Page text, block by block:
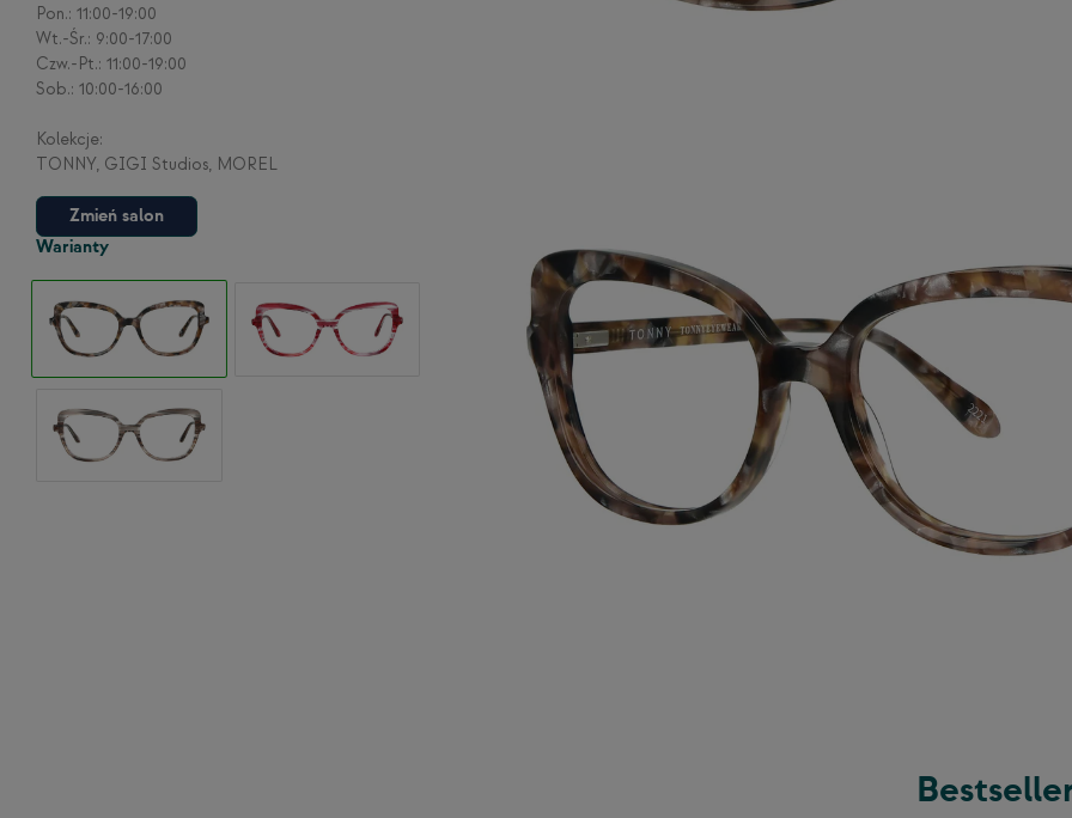
Zmień salon
Pon.: 11:00-19:00
Wt.-Śr.: 9:00-17:00
Czw.-Pt.: 11:00-19:00
Sob.: 10:00-16:00
Kolekcje:
TONNY, GIGI Studios, MOREL
Warianty